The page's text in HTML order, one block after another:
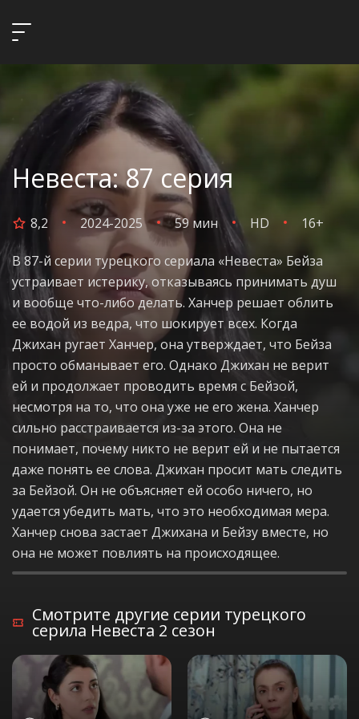
Невеста: 87 серия
8,2 2024-2025 59 мин HD 16+
В 87-й серии турецкого сериала «Невеста» Бейза
устраивает истерику, отказываясь принимать душ
и вообще что-либо делать. Ханчер решает облить
ее водой из ведра, что шокирует всех. Когда
Джихан ругает Ханчер, она утверждает, что Бейза
просто обманывает его. Однако Джихан не верит
ей и продолжает проводить время с Бейзой,
несмотря на то, что она уже не его жена. Ханчер
сильно расстраивается из-за этого. Она не
понимает, почему никто не верит ей и не пытается
даже понять ее слова. Джихан просит мать следить
за Бейзой. Он не объясняет ей особо ничего, но
удается убедить мать, что это необходимая мера.
Ханчер снова застает Джихана и Бейзу вместе, но
она не может повлиять на происходящее.
Смотрите другие серии турецкого
серила Невеста 2 сезон